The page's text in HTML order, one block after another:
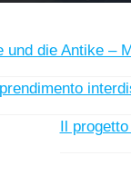
und die Antike –
Il